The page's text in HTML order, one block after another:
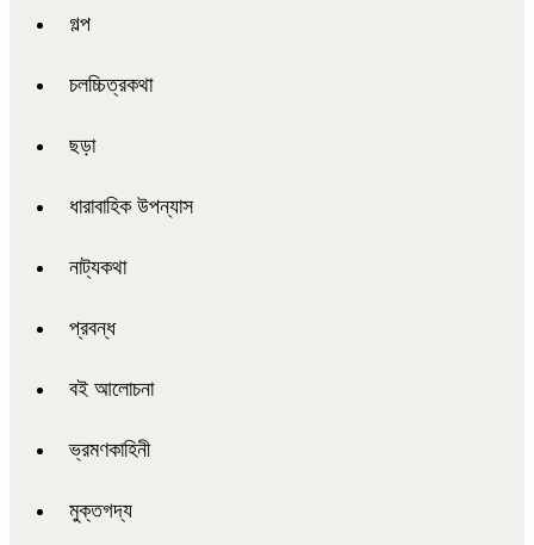
গল্প
চলচ্চিত্রকথা
ছড়া
ধারাবাহিক উপন্যাস
নাট্যকথা
প্রবন্ধ
বই আলোচনা
ভ্রমণকাহিনী
মুক্তগদ্য